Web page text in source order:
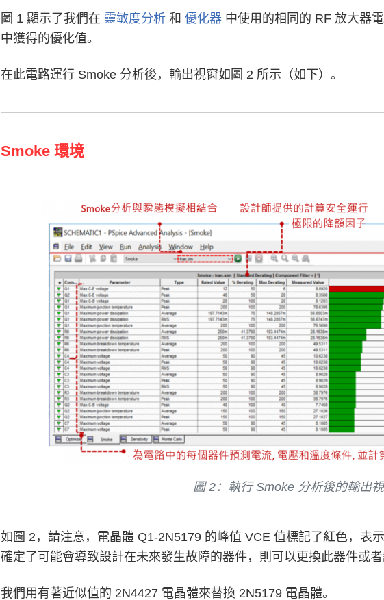
圖 1 顯示了我們在 靈敏度分析 和 優化器 中使用的相同的 RF 放大器
中獲得的優化值。
在此電路運行 Smoke 分析後，輸出視窗如圖 2 所示（如下）。
Smoke 環境
圖 2：執行 Smoke 分析後的輸出
如圖 2，請注意，電晶體 Q1-2N5179 的峰值 VCE 值標記了紅色，表
確定了可能會導致設計在未來發生故障的器件，則可以更換此器件或
我們用有著近似值的 2N4427 電晶體來替換 2N5179 電晶體。